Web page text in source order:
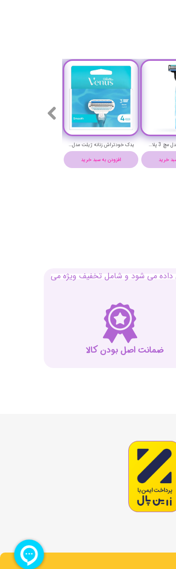
یدک خودتراش زنانه ژیلت مدل ونوس کامفورت گلاید اسموت 3 لبه بسته 4 عددی - gillette venus smooth comfortglide 3 blade
افزودن به سبد خرید
خودتراش ژیلت مدل مچ 3 پلاس - GILLETTE MACH 3 PLUS
خرید
داده می شود و شامل تخفیف ویژه می
ضمانت اصل بودن کالا